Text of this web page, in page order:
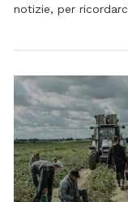
notizie, per